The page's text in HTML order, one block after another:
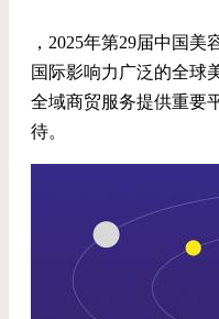
，2025年第29届中国美
国际影响力广泛的全球
全域商贸服务提供重要
待。